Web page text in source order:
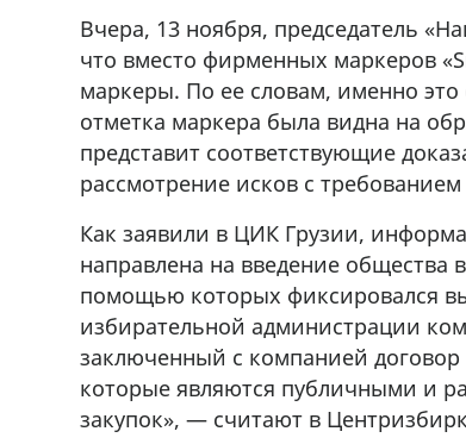
Вчера, 13 ноября, председатель
что вместо фирменных маркеров
маркеры. По ее словам, именно это
отметка маркера была видна на
представит соответствующие
рассмотрение исков с
Как заявили в ЦИК Грузии,
направлена ​​на введение
помощью которых фиксировался
избирательной администрации
заключенный с компанией
которые являются публичными и
закупок», — считают в